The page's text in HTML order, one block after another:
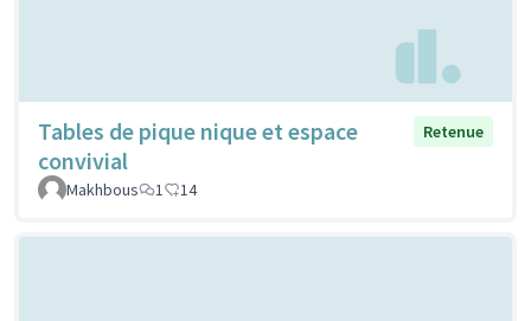
Tables de pique nique et espace
convivial
Retenue
Makhbous 1 14